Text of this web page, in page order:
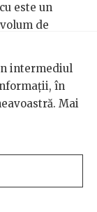
este un
de
repetă
și H.-R.
Patapievici
intermediul
în
Mai